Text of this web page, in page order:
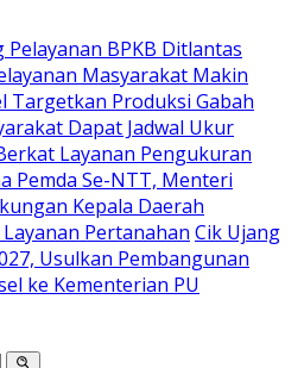
BPKB Ditlantas
Masyarakat Makin
Targetkan Produksi Gabah
Dapat Jadwal Ukur
Layanan Pengukuran
Pemda Se-NTT, Menteri
Kepala Daerah
Pertanahan Cik Ujang
Usulkan Pembangunan
ke Kementerian PU